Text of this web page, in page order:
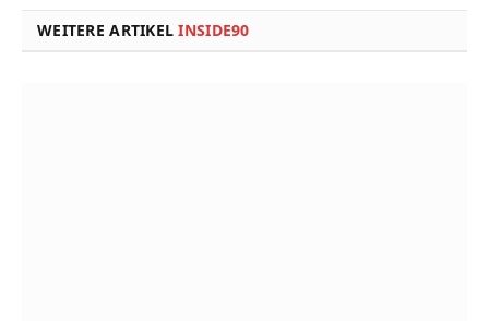
WEITERE ARTIKELINSIDE90